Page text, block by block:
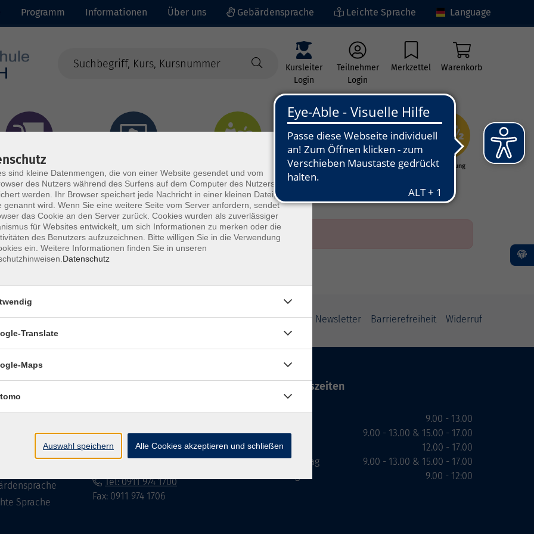
Programm Informationen Über uns Gebärdensprache Leichte Sprache Language
Kursleiter
Login
Teilnehmer
Login
Merkzettel Warenkorb
- Integration
Kunst - Kultur -
Grundbildung
Impressum Datenschutzerklärung AGB Newsletter Barrierefreiheit Widerruf
Sprache
90762 Fürth
info@vhs-fuerth.de
Tel: 0911 974 1700
Fax: 0911 974 1706
Öffnungszeiten
Dienstag
Mittwoch
Donnerstag
9.00 - 13.00
9.00 - 13.00 & 15.00 - 17.00
12.00 - 17.00
9.00 - 13.00 & 15.00 - 17.00
9.00 - 12:00
sind kleine Datenmengen, die von einer Website gesendet und vom
des Nutzers während des Surfens auf dem Computer des Nutzers
werden. Ihr Browser speichert jede Nachricht in einer kleinen Datei, die
genannt wird. Wenn Sie eine weitere Seite vom Server anfordern, sendet
das Cookie an den Server zurück. Cookies wurden als zuverlässiger
für Websites entwickelt, um sich Informationen zu merken oder die
des Benutzers aufzuzeichnen. Bitte willigen Sie in die Verwendung
ein. Weitere Informationen finden Sie in unseren
Datenschutz
×
Translate
Maps
Auswahl speichern Alle Cookies akzeptieren und schließen